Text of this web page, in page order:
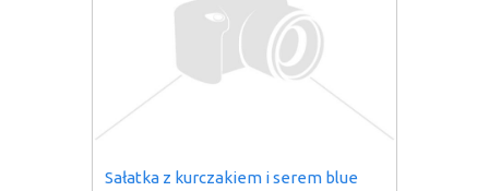
Sałatka z kurczakiem i serem blue